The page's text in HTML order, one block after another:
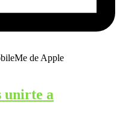
unirte a